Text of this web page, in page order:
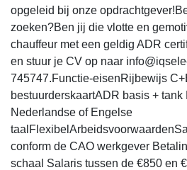
opgeleid bij onze
zoeken?Ben jij die vlotte en
chauffeur met een geldig ADR
en stuur je CV op naar
745747.Functie-eisenRijbewijs
bestuurderskaartADR basis +
Nederlandse of Engelse
conform de CAO werkgever
schaal Salaris tussen de €850 en